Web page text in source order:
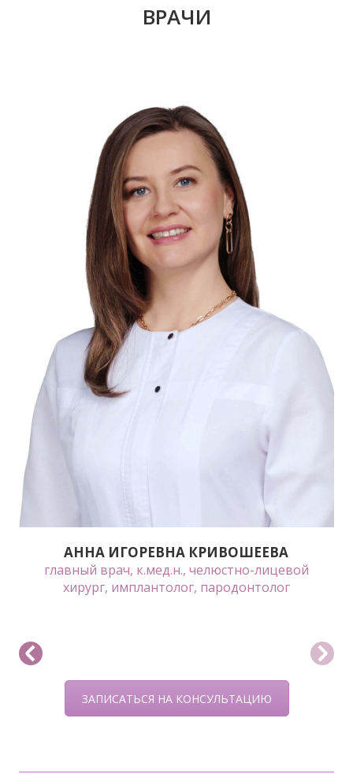
ВРАЧИ
АННА ИГОРЕВНА КРИВОШЕЕВА
главный врач, к.мед.н., челюстно-лицевой
хирург, имплантолог, пародонтолог
ЗАПИСАТЬСЯ НА КОНСУЛЬТАЦИЮ